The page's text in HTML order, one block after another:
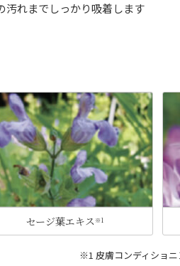
汚れまでしっかり吸着します
セージ葉エキス※1
1 皮膚コンディショ